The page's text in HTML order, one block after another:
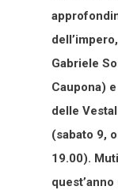
Gabriele
Caupona) e
delle
(sabato 9,
19.00).